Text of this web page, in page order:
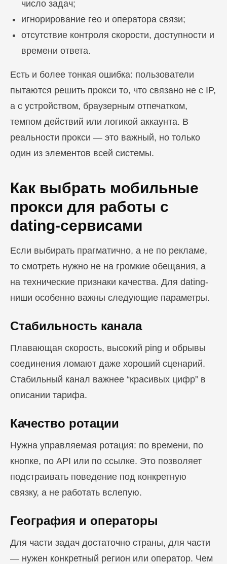
число задач;
игнорирование гео и оператора связи;
отсутствие контроля скорости, доступности и
времени ответа.
Есть и более тонкая ошибка: пользователи
пытаются решить прокси то, что связано не с IP,
а с устройством, браузерным отпечатком,
темпом действий или логикой аккаунта. В
реальности прокси — это важный, но только
один из элементов всей системы.
Как выбрать мобильные
прокси для работы с
dating-сервисами
Если выбирать прагматично, а не по рекламе,
то смотреть нужно не на громкие обещания, а
на технические признаки качества. Для dating-
ниши особенно важны следующие параметры.
Стабильность канала
Плавающая скорость, высокий ping и обрывы
соединения ломают даже хороший сценарий.
Стабильный канал важнее “красивых цифр” в
описании тарифа.
Качество ротации
Нужна управляемая ротация: по времени, по
кнопке, по API или по ссылке. Это позволяет
подстраивать поведение под конкретную
связку, а не работать вслепую.
География и операторы
Для части задач достаточно страны, для части
— нужен конкретный регион или оператор. Чем